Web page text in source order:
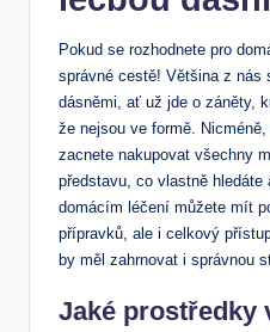
Pokud se rozhodnete pro
správné cestě! Většina z nás
dásněmi, ať už jde o záněty,
že nejsou ve formě.
zacnete nakupovat všechny
představu, co vlastně
domácím léčení můžete mít
přípravků, ale i celkový
by měl zahrnovat i správnou
Jaké prostředky